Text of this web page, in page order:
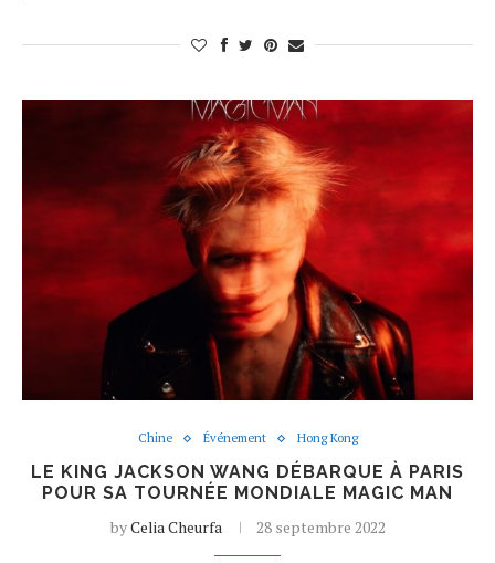
Chine Événement Hong Kong
LE KING JACKSON WANG DÉBARQUE À PARIS
POUR SA TOURNÉE MONDIALE MAGIC MAN
byCelia Cheurfa 28 septembre 2022